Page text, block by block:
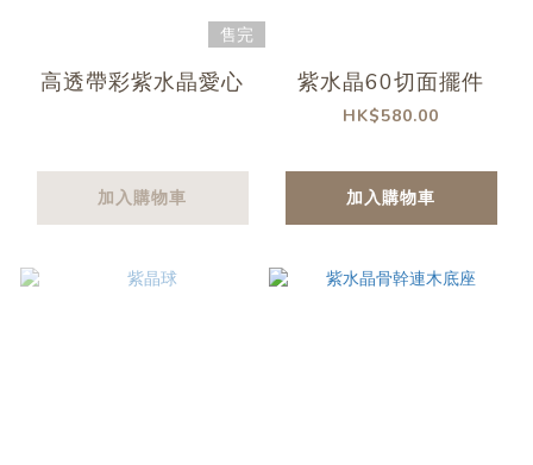
售完
高透帶彩紫水晶愛心
加入購物車
紫水晶60切面擺件
HK$580.00
加入購物車